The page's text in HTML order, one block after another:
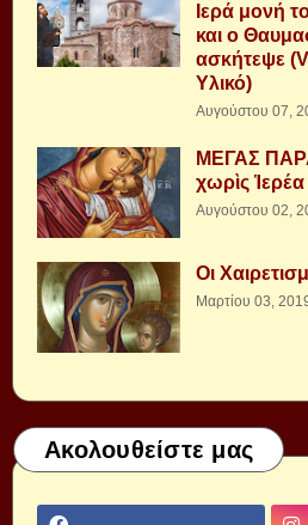
Ιερά μονή
και ο
ασκήτεψε
Υλικό)
Αυγούστου 07,
ΜΕΓΑΣ
χωρὶς Ἱερέα
Αυγούστου 02,
Οι
Μαρτίου 03,
Ακολουθείστε μας